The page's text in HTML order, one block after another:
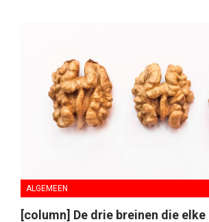
ALGEMEEN
[column] De drie breinen die